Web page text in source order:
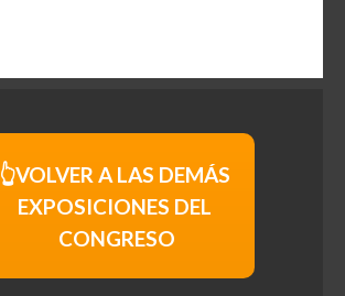
👆VOLVER A LAS DEMÁS
EXPOSICIONES DEL
CONGRESO